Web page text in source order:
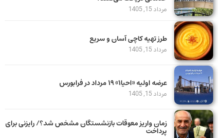
مرداد 15, 1405
طرز تهیه کاچی آسان و سریع
مرداد 15, 1405
عرضه اولیه «احیا۱» ۱۹ مرداد در فرابورس
مرداد 15, 1405
زمان واریز معوقات بازنشستگان مشخص شد؟/ رایزنی برای
پرداخت